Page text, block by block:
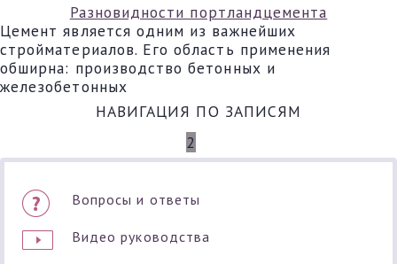
Разновидности портландцемента
Цемент является одним из важнейших
стройматериалов. Его область применения
обширна: производство бетонных и
железобетонных
НАВИГАЦИЯ ПО ЗАПИСЯМ
2
Вопросы и ответы
Видео руководства